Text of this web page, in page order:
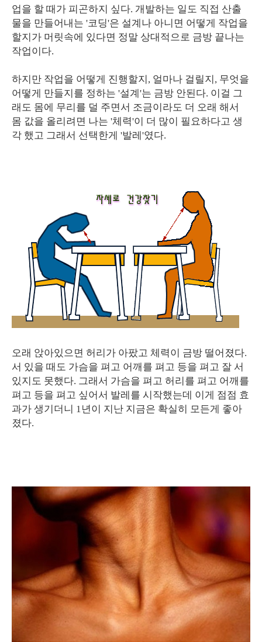
업을 할 때가 피곤하지 싶다. 개발하는 일도 직접 산출
물을 만들어내는 '코딩'은 설계나 아니면 어떻게 작업을
할지가 머릿속에 있다면 정말 상대적으로 금방 끝나는
작업이다.
하지만 작업을 어떻게 진행할지, 얼마나 걸릴지, 무엇을
어떻게 만들지를 정하는 '설계'는 금방 안된다. 이걸 그
래도 몸에 무리를 덜 주면서 조금이라도 더 오래 해서
몸 값을 올리려면 나는 '체력'이 더 많이 필요하다고 생
각 했고 그래서 선택한게 '발레'였다.
오래 앉아있으면 허리가 아팠고 체력이 금방 떨어졌다.
서 있을 때도 가슴을 펴고 어깨를 펴고 등을 펴고 잘 서
있지도 못했다. 그래서 가슴을 펴고 허리를 펴고 어깨를
펴고 등을 펴고 싶어서 발레를 시작했는데 이게 점점 효
과가 생기더니 1년이 지난 지금은 확실히 모든게 좋아
졌다.